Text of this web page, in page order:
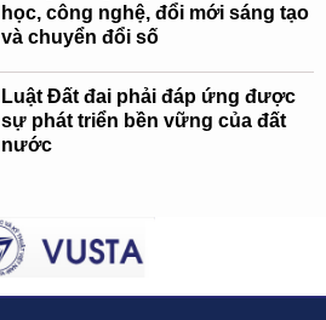
học, công nghệ, đổi mới sáng tạo
và chuyển đổi số
Luật Đất đai phải đáp ứng được
sự phát triển bền vững của đất
nước